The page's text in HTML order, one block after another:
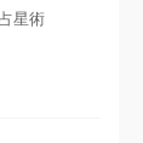
星術